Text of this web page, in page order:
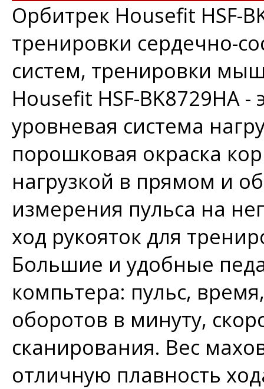
Орбитрек Housefit HSF-
тренировки сердечно-
систем, тренировки
Housefit HSF-BK8729HA
уровневая система
порошковая окраска
нагрузкой в прямом и
измерения пульса на
ход рукояток для
Большие и удобные
компьтера: пульс,
оборотов в минуту,
сканирования. Вес
отличную плавность